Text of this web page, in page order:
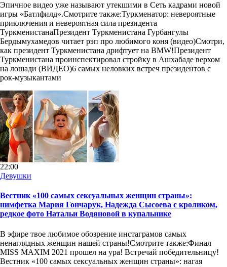
Эпичное видео уже называют утекшими в Сеть кадрами новой
игры «Батлфилд».Смотрите также:Туркменатор: невероятные
приключения и невероятная сила президента
ТуркменистанаПрезидент Туркменистана Гурбангулы
Бердымухамедов читает рэп про любимого коня (видео)Смотри,
как президент Туркменистана дрифтует на BMW!Президент
Туркменистана проинспектировал стройку в Ашхабаде верхом
на лошади (ВИДЕО)6 самых неловких встреч президентов с
рок-музыкантами
22:00
Девушки
Вестник «100 самых сексуальных женщин страны»:
нимфетка Мария Гончарук, Надежда Сысоева с кроликом,
редкое фото Натальи Водяновой в купальнике
В эфире твое любимое обозрение инстаграмов самых
ненаглядных женщин нашей страны!Смотрите также:Финал
MISS MAXIM 2021 прошел на ура! Встречай победительницу!
Вестник «100 самых сексуальных женщин страны»: нагая